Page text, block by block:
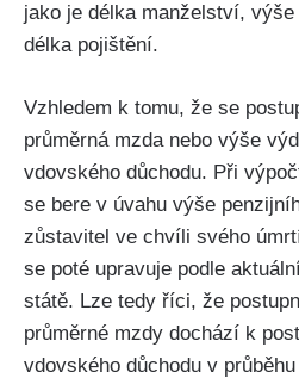
jako je délka manželství,
délka pojištění.
Vzhledem k tomu, že se
průměrná mzda nebo výše
vdovského důchodu. Při
se bere v úvahu výše
zůstavitel ve chvíli svého
se poté upravuje podle
státě. Lze tedy říci, že
průměrné mzdy dochází k
vdovského důchodu v